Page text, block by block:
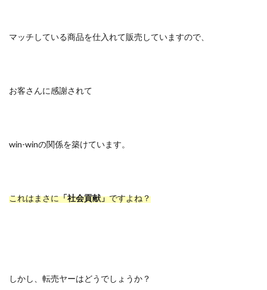
マッチしている商品を仕入れて販売していますので、
お客さんに感謝されて
win-winの関係を築けています。
これはまさに「社会貢献」ですよね？
しかし、転売ヤーはどうでしょうか？